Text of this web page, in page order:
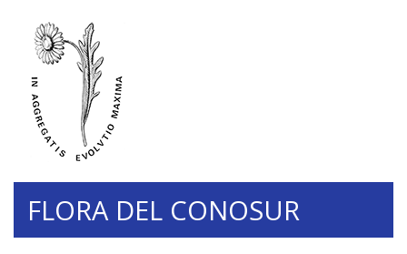
FLORA DEL CONOSUR